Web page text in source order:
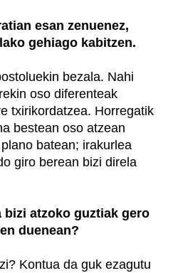
esan zenuenez,
gehiago kabitzen.
bezala. Nahi
oso diferenteak
txirikordatzea. Horregatik
bestean oso atzean
batean; irakurlea
giro berean bizi direla
bizi atzoko guztiak gero
duenean?
Kontua da guk ezagutu